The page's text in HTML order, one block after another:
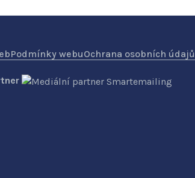
Podmínky webuOchrana osobních údajů